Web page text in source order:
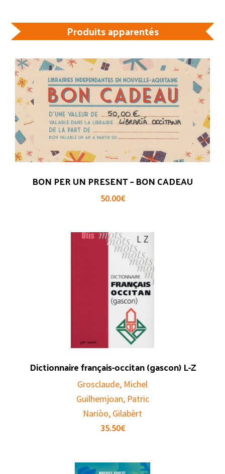
Produits apparentés
BON PER UN PRESENT – BON CADEAU
50.00€
Dictionnaire français-occitan (gascon) L-Z
Grosclaude, Michel
Guilhemjoan, Patric
Nariòo, Gilabèrt
35.50€